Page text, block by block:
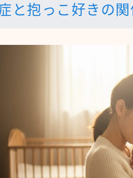
と抱っこ好きの関